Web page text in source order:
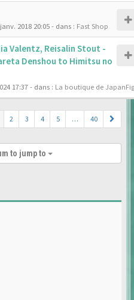
2018 20:05- dans : Fast Shop
Valentz, Reisalin Stout -
Denshou to Himitsu no
17:37- dans : La boutique de
2 3 4 5 … 40
to jump to